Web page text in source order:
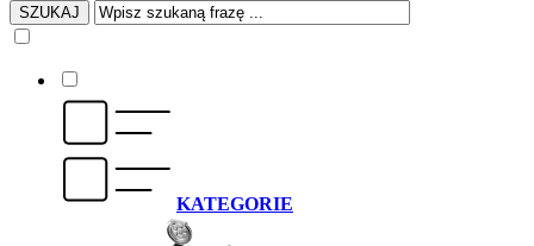
SZUKAJ
KATEGORIE